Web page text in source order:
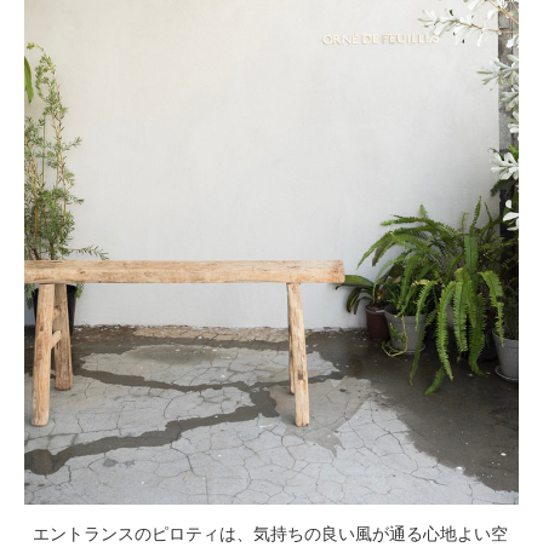
エントランスのピロティは、気持ちの良い風が通る心地よい空